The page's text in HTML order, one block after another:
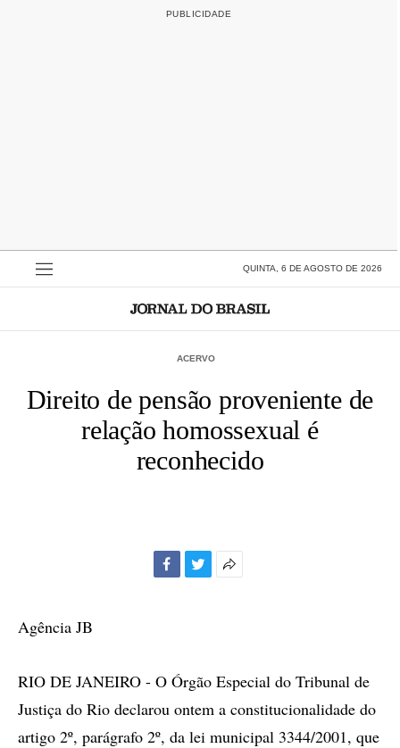
QUINTA, 6 DE AGOSTO DE 2026
ACERVO
Direito de pensão proveniente de
relação homossexual é
reconhecido
Agência JB
RIO DE JANEIRO - O Órgão Especial do Tribunal de
Justiça do Rio declarou ontem a constitucionalidade do
artigo 2º, parágrafo 2º, da lei municipal 3344/2001, que